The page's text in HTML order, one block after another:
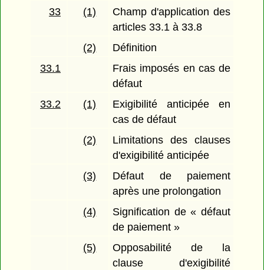
33
(1)
Champ d'application des
articles 33.1 à 33.8
(2)
Définition
33.1
Frais imposés en cas de
défaut
33.2
(1)
Exigibilité anticipée en
cas de défaut
(2)
Limitations des clauses
d'exigibilité anticipée
(3)
Défaut de paiement
après une prolongation
(4)
Signification de « défaut
de paiement »
(5)
Opposabilité de la
clause d'exigibilité